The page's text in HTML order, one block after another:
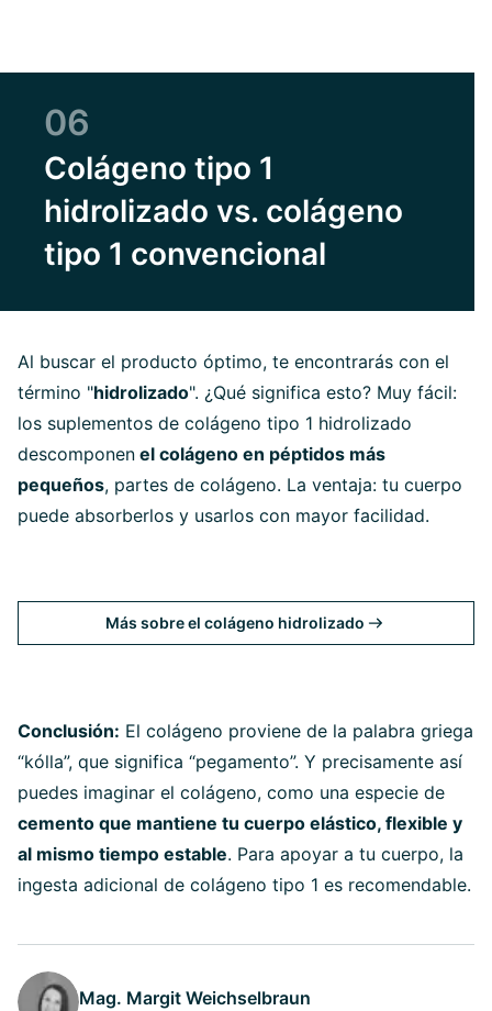
06
Colágeno tipo 1
hidrolizado vs. colágeno
tipo 1 convencional
Al buscar el producto óptimo, te encontrarás con el
término "hidrolizado". ¿Qué significa esto? Muy fácil:
los suplementos de colágeno tipo 1 hidrolizado
descomponen el colágeno en péptidos más
pequeños, partes de colágeno. La ventaja: tu cuerpo
puede absorberlos y usarlos con mayor facilidad.
Más sobre el colágeno hidrolizado
Conclusión: El colágeno proviene de la palabra griega
“kólla”, que significa “pegamento”. Y precisamente así
puedes imaginar el colágeno, como una especie de
cemento que mantiene tu cuerpo elástico, flexible y
al mismo tiempo estable. Para apoyar a tu cuerpo, la
ingesta adicional de colágeno tipo 1 es recomendable.
Mag. Margit Weichselbraun